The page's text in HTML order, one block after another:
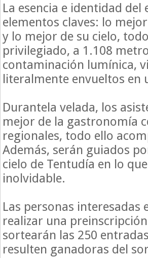
La esencia e identidad
elementos claves: lo
y lo mejor de su cielo,
privilegiado, a 1.108
contaminación lumínica,
literalmente envueltos en
Durantela velada, los
mejor de la gastronomía
regionales, todo ello
Además, serán guiados
cielo de Tentudía en lo
inolvidable.
Las personas interesadas
realizar una
sortearán las 250
resulten ganadoras del